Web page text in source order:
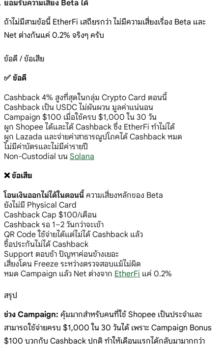
ยอมรับความเสี่ยง Beta ได้
ถ้าไม่มีสามข้อนี้ EtherFi เสถียรกว่า ไม่มีความเสี่ยงเรื่อง Beta และ
Net ต่างกันแค่ 0.2% จริงๆ ครับ
ข้อดี / ข้อเสีย
✅ ข้อดี
Cashback 4% สูงที่สุดในกลุ่ม Crypto Card ตอนนี้
Cashback เป็น USDC ไม่ผันผวน มูลค่าแน่นอน
Campaign $100 เมื่อใช้ครบ $1,000 ใน 30 วัน
ผูก Shopee ได้และได้ Cashback ซึ่ง EtherFi ทำไม่ได้
ผูก Lazada และจ่ายค่าสาธารณูปโภคได้ Cashback หมด
ไม่มีค่าบัตรและไม่มีค่ารายปี
Non-Custodial บน Solana
❌ ข้อเสีย
โอนเงินออกไม่ได้ในตอนนี้ ความเสี่ยงหลักของ Beta
ยังไม่มี Physical Card
Cashback Cap $100/เดือน
Cashback รอ 1–2 วันกว่าจะเข้า
QR Code ใช้จ่ายได้แต่ไม่ได้ Cashback แล้ว
ซื้อประกันไม่ได้ Cashback
Support ตอบช้า ปัญหาค่อนข้างเยอะ
เสี่ยงโดน Freeze ระหว่างตรวจสอบแม้ไม่ผิด
หมด Campaign แล้ว Net ต่างจาก EtherFi แค่ 0.2%
สรุป
ช่วง Campaign: คุ้มมากสำหรับคนที่ใช้ Shopee เป็นประจำและ
สามารถใช้จ่ายครบ $1,000 ใน 30 วันได้ เพราะ Campaign Bonus
$100 บวกกับ Cashback ปกติ ทำให้เดือนแรกได้กลับมามากกว่า